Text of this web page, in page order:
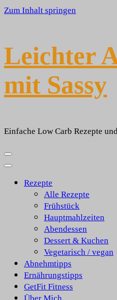
Zum Inhalt springen
Leichter
mit Sassy
Einfache Low Carb Rezepte
Rezepte
Alle Rezepte
Frühstück
Hauptmahlzeiten
Abendessen
Dessert & Kuchen
Vegetarisch / vegan
Abnehmtipps
Ernährungstipps
GetFit Fitness